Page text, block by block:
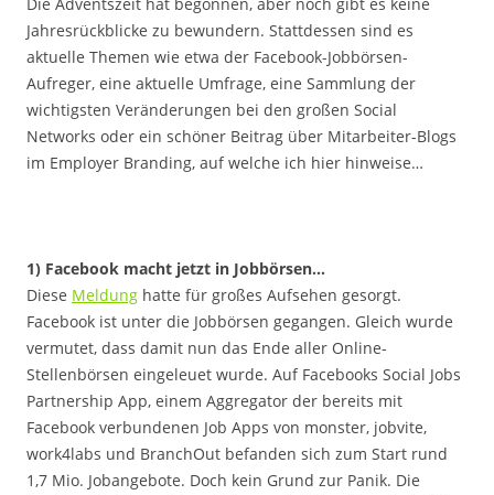
Jahresrückblicke zu bewundern. Stattdessen sind es
aktuelle Themen wie etwa der Facebook-Jobbörsen-
Aufreger, eine aktuelle Umfrage, eine Sammlung der
wichtigsten Veränderungen bei den großen Social
Networks oder ein schöner Beitrag über Mitarbeiter-Blogs
im Employer Branding, auf welche ich hier hinweise…
1) Facebook macht jetzt in Jobbörsen…
Diese Meldung hatte für großes Aufsehen gesorgt.
Facebook ist unter die Jobbörsen gegangen. Gleich wurde
vermutet, dass damit nun das Ende aller Online-
Stellenbörsen eingeleuet wurde. Auf Facebooks Social Jobs
Partnership App, einem Aggregator der bereits mit
Facebook verbundenen Job Apps von monster, jobvite,
work4labs und BranchOut befanden sich zum Start rund
1,7 Mio. Jobangebote. Doch kein Grund zur Panik. Die